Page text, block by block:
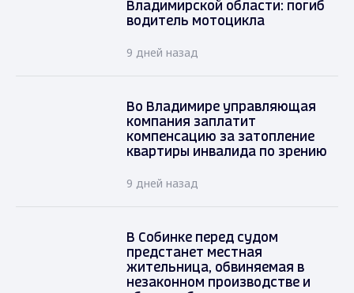
Владимирской области: погиб
водитель мотоцикла
9 дней назад
Во Владимире управляющая
компания заплатит
компенсацию за затопление
квартиры инвалида по зрению
9 дней назад
В Собинке перед судом
предстанет местная
жительница, обвиняемая в
незаконном производстве и